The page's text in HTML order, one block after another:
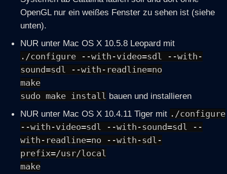
OpenGL nur ein weißes Fenster zu sehen ist (siehe
unten).
NUR unter Mac OS X 10.5.8 Leopard mit
./configure --with-video=sdl --with-
sound=sdl --with-readline=no
make
sudo make install bauen und installieren
NUR unter Mac OS X 10.4.11 Tiger mit ./configure
--with-video=sdl --with-sound=sdl --
with-readline=no --with-sdl-
prefix=/usr/local
make